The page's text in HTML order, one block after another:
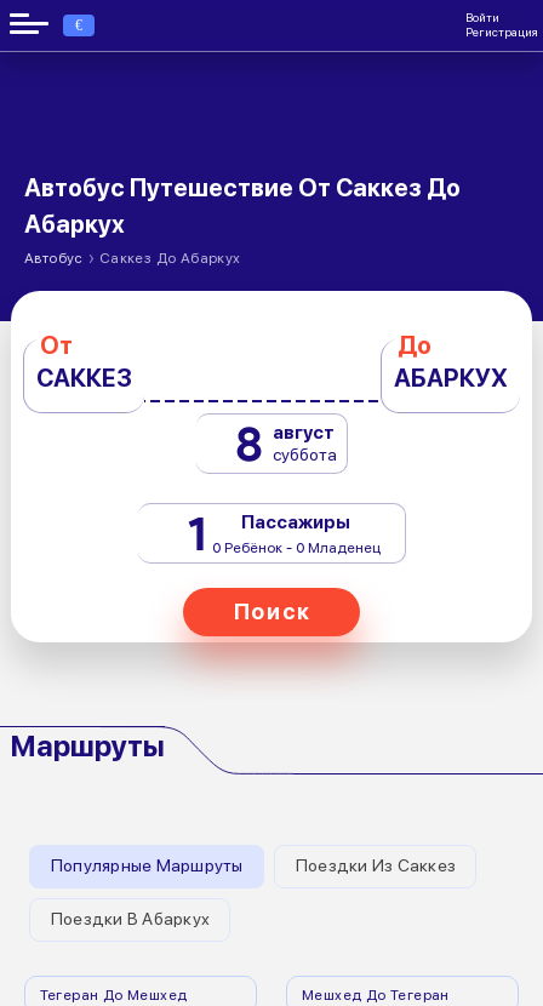
€
Войти
Регистрация
Автобус Путешествие От Саккез До
Абаркух
Автобус › Саккез До Абаркух
От
САККЕЗ
До
АБАРКУХ
8 август
суббота
1 Пассажиры
0 Ребёнок - 0 Младенец
Поиск
Маршруты
Популярные Маршруты Поездки Из Саккез
Поездки В Абаркух
Тегеран До Мешхед Мешхед До Тегеран